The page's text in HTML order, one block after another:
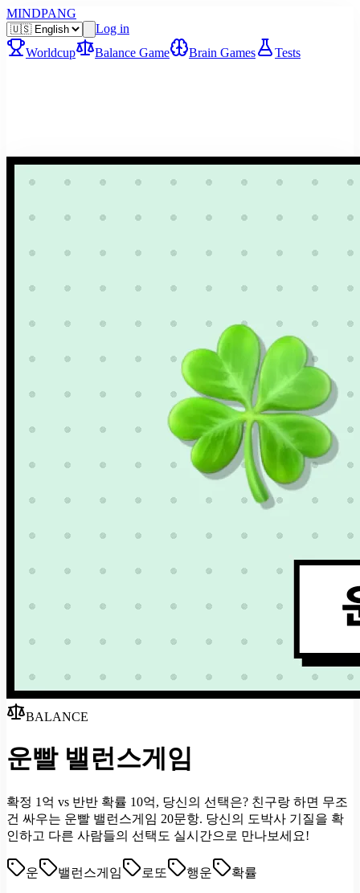
MINDPANG
Log in
Worldcup
Balance Game Brain Games Tests
BALANCE
운빨 밸런스게임
확정 1억 vs 반반 확률 10억, 당신의 선택은? 친구랑 하면 무조
건 싸우는 운빨 밸런스게임 20문항. 당신의 도박사 기질을 확
인하고 다른 사람들의 선택도 실시간으로 만나보세요!
운 밸런스게임 로또 행운 확률